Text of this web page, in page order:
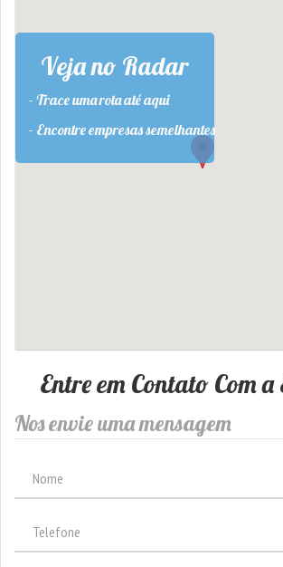
Veja no Radar
- Trace uma rota até aqui
- Encontre empresas semelhantes
Entre em Contato Com a
Nos envie uma mensagem